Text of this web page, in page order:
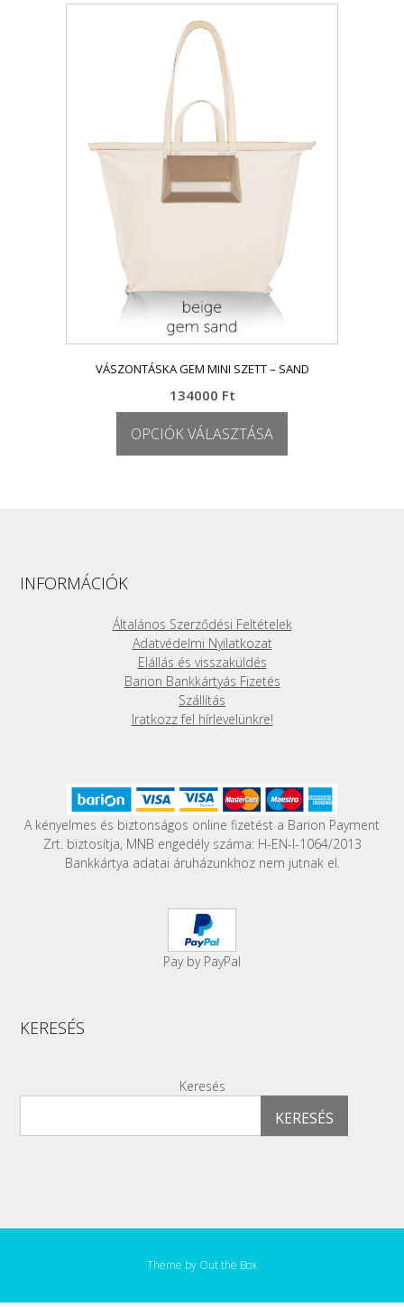
a
terméknek
több
variációja
van.
A
változatok
a
termékoldalon
választhatók
ki
VÁSZONTÁSKA GEM MINI SZETT – SAND
134000 Ft
OPCIÓK VÁLASZTÁSA
a
termékoldalon
választhatók
ki
INFORMÁCIÓK
Általános Szerződési Feltételek
Adatvédelmi Nyilatkozat
Elállás és visszaküldés
Barion Bankkártyás Fizetés
Szállítás
Iratkozz fel hírlevelünkre!
A kényelmes és biztonságos online fizetést a Barion Payment
Zrt. biztosítja, MNB engedély száma: H-EN-I-1064/2013
Bankkártya adatai áruházunkhoz nem jutnak el.
Pay by PayPal
KERESÉS
Keresés
KERESÉS
Theme by Out the Box